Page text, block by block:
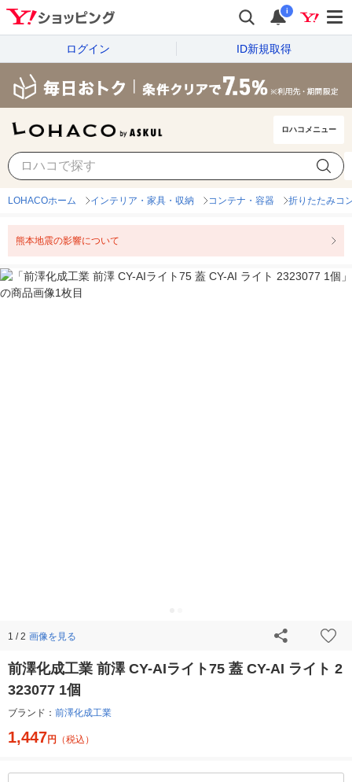
i
ログイン ID新規取得
ロハコメニュー
LOHACOホーム インテリア・家具・収納 コンテナ・容器 折りたたみコ
熊本地震の影響について
1 / 2 画像を見る
前澤化成工業 前澤 CY-AIライト75 蓋 CY-AI ライト 2
323077 1個
ブランド： 前澤化成工業
1,447円 （税込）